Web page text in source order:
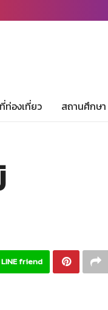
ท่องเที่ยว สถานศึกษา
friend